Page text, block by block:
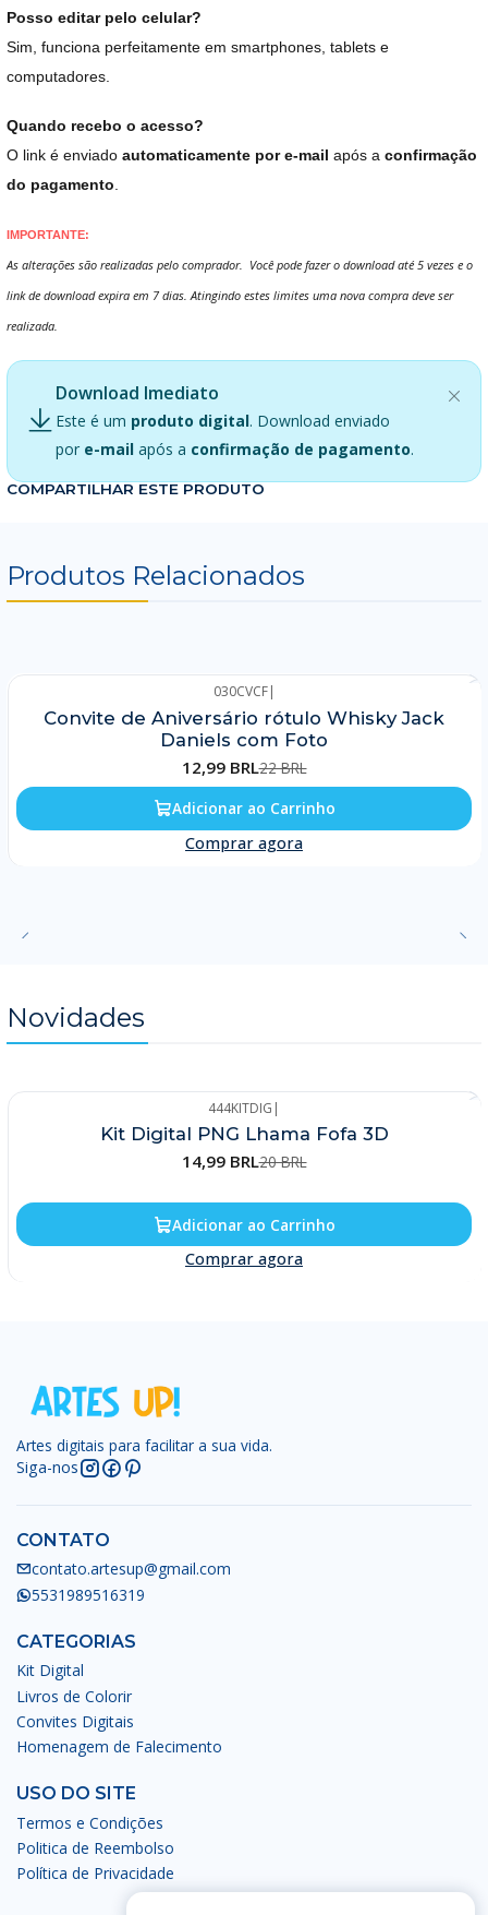
Posso editar pelo celular?
Sim, funciona perfeitamente em smartphones, tablets e
computadores.
Quando recebo o acesso?
O link é enviado automaticamente por e-mail após a confirmação
do pagamento
IMPORTANTE:
As alterações são realizadas pelo comprador. Você pode fazer o download até 5 vezes e o
link de download expira em 7 dias. Atingindo estes limites uma nova compra deve ser
realizada.
Download Imediato
Este é um produto digital. Download enviado
por e-mail após a confirmação de pagamento.
COMPARTILHAR ESTE PRODUTO
Produtos Relacionados
030CVCF|
Convite de Aniversário rótulo Whisky Jack
Daniels com Foto
12,99 BRL22 BRL
Adicionar ao Carrinho
Comprar agora
Novidades
444KITDIG |
Kit Digital PNG Lhama Fofa 3D
14,99 BRL20 BRL
Adicionar ao Carrinho
Comprar agora
Artes digitais para facilitar a sua vida.
Siga-nos
CONTATO
contato.artesup@gmail.com
5531989516319
CATEGORIAS
Kit Digital
Livros de Colorir
Convites Digitais
Homenagem de Falecimento
USO DO SITE
Termos e Condições
Politica de Reembolso
Política de Privacidade